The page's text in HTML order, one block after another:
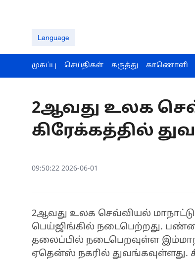
Language
முகப்பு செய்திகள் கருத்து காணொளி
2ஆவது உலக
கிரேக்கத்தில்
09:50:22 2026-06-01
2ஆவது உலக செவ்வியல்
பெய்ஜிங்கில் நடைபெற்றது.
தலைப்பில் நடைபெறவுள்ள
ஏதென்ஸ் நகரில் துவங்கவுள்ளது.